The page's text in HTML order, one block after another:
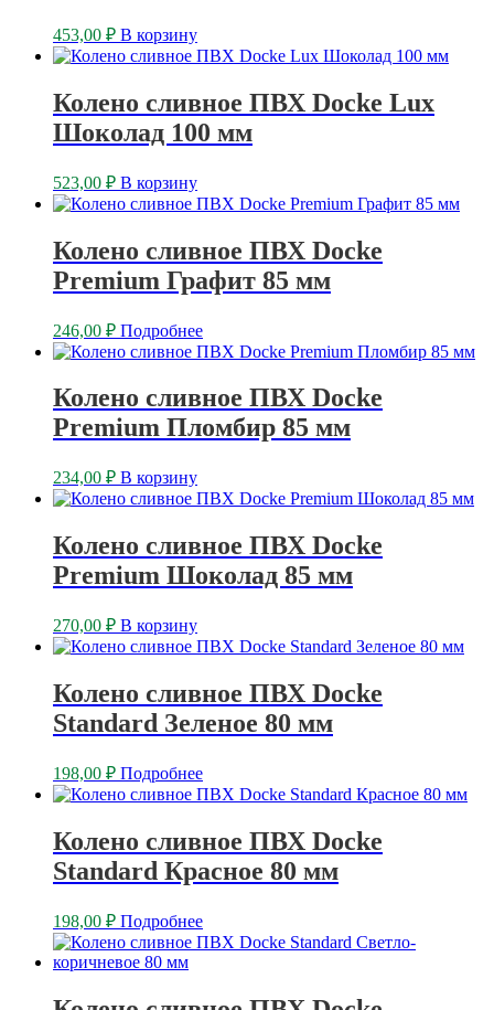
453,00 ₽ В корзину
Колено сливное ПВХ Docke Lux
Шоколад 100 мм
523,00 ₽ В корзину
Колено сливное ПВХ Docke
Premium Графит 85 мм
246,00 ₽ Подробнее
Колено сливное ПВХ Docke
Premium Пломбир 85 мм
234,00 ₽ В корзину
Колено сливное ПВХ Docke
Premium Шоколад 85 мм
270,00 ₽ В корзину
Колено сливное ПВХ Docke
Standard Зеленое 80 мм
198,00 ₽ Подробнее
Колено сливное ПВХ Docke
Standard Красное 80 мм
198,00 ₽ Подробнее